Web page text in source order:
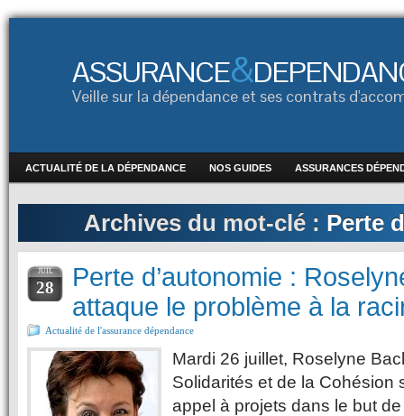
ASSURANCE&
Veille sur la dépendance et ses contrats
ACTUALITÉ DE LA DÉPENDANCE NOS GUIDES ASSURANCES
Archives du mot-clé : Perte
JUIL
28
Perte d’autonomie :
attaque le problème à la
Actualité de l'assurance dépendance
Mardi 26 juillet, Roselyne
Solidarités et de la Cohésion
appel à projets dans le but